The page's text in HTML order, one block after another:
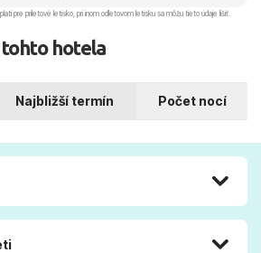
pre príletové letisko, pri inom odletovom letisku sa môžu tieto údaje líšiť.
tohto hotela
Najbližší termín Počet nocí